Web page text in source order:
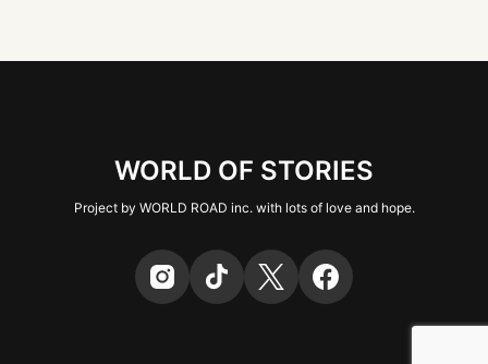
WORLD OF STORIES
Project by WORLD ROAD inc. with lots of love and hope.